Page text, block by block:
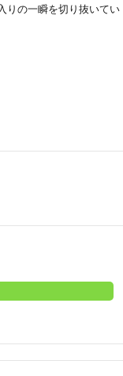
りの一瞬を切り抜いてい